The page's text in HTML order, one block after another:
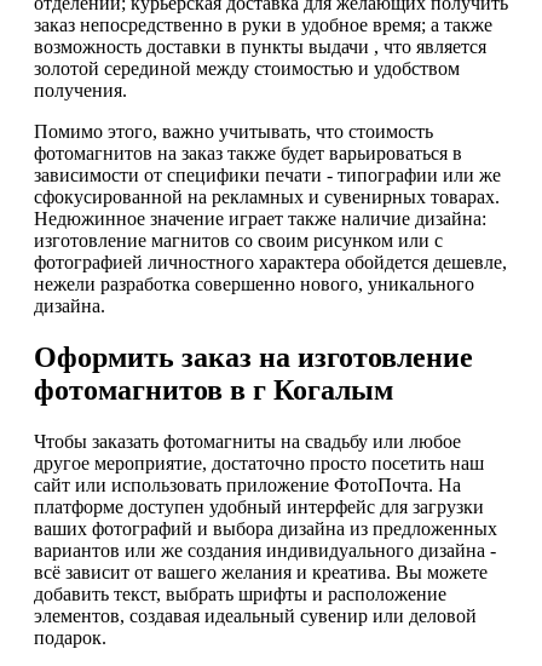
заказ непосредственно в руки в удобное время; а также
возможность доставки в пункты выдачи , что является
золотой серединой между стоимостью и удобством
получения.
Помимо этого, важно учитывать, что стоимость
фотомагнитов на заказ также будет варьироваться в
зависимости от специфики печати - типографии или же
сфокусированной на рекламных и сувенирных товарах.
Недюжинное значение играет также наличие дизайна:
изготовление магнитов со своим рисунком или с
фотографией личностного характера обойдется дешевле,
нежели разработка совершенно нового, уникального
дизайна.
Оформить заказ на изготовление
фотомагнитов в г Когалым
Чтобы заказать фотомагниты на свадьбу или любое
другое мероприятие, достаточно просто посетить наш
сайт или использовать приложение ФотоПочта. На
платформе доступен удобный интерфейс для загрузки
ваших фотографий и выбора дизайна из предложенных
вариантов или же создания индивидуального дизайна -
всё зависит от вашего желания и креатива. Вы можете
добавить текст, выбрать шрифты и расположение
элементов, создавая идеальный сувенир или деловой
подарок.